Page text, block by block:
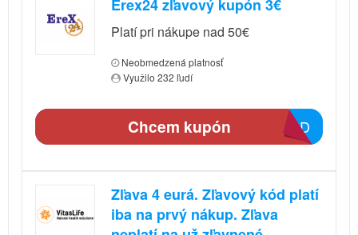
Erex24 zľavový kupón 3€
Platí pri nákupe nad 50€
Neobmedzená platnosť
Využilo 232 ľudí
C32D
Chcem kupón
Zľava 4 eurá. Zľavový kód platí
iba na prvý nákup. Zľava